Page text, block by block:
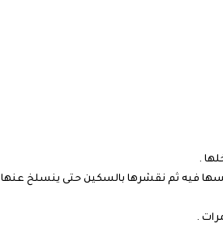
.
فيه ثم نقشرها بالسكين حتى ينسلخ عنها
.